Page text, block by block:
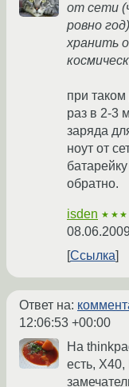
от сети
ровно
хранить
при
раз в 2-3
заряда
ноут от
обратно.
isden
Ссылка
Ответ на:
12:06:53 +00:00
На
есть,